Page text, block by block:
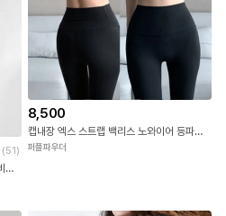
(51)
힙커버🖤매쉬 망사 오버핏 반팔 티셔츠 비치웨어 비키니커버업
8,500
캡내장 엑스 스트랩 백리스 노와이어 등파인 브라렛 요가 필라테스 브라탑
퍼플파우더